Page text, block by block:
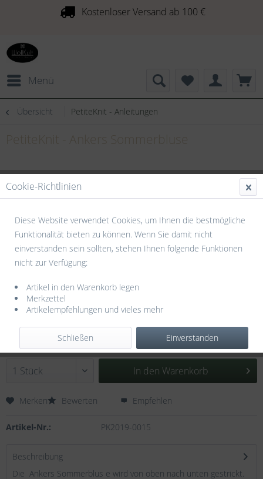
Kostenloser Versand ab 100 €
Menü
Übersicht PetiteKnit - Anleitungen
6,50 € *
inkl. MwSt.
In den Warenkorb
Merken Bewerten Empfehlen
Artikel-Nr.: PK2019-0015
Beschreibung
Die Ankers Sommerblus e wird von oben nach unten gestrickt.
Cookie-Richtlinien
Diese Website verwendet Cookies, um Ihnen die bestmögliche
Funktionalität bieten zu können. Wenn Sie damit nicht
einverstanden sein sollten, stehen Ihnen folgende Funktionen
nicht zur Verfügung:
Artikel in den Warenkorb legen
Merkzettel
Artikelempfehlungen und vieles mehr
Einverstanden
Schließen